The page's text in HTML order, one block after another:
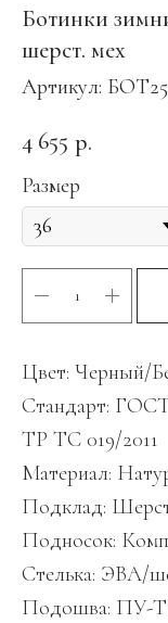
Ботинки
шерст. мех
Артикул:
4 655 р.
Размер
Цвет: Черный/
Стандарт: ГОСТ
ТР ТС 019/2011
Материал:
Подклад:
Подносок:
Стелька: ЭВА/
Подошва: ПУ-